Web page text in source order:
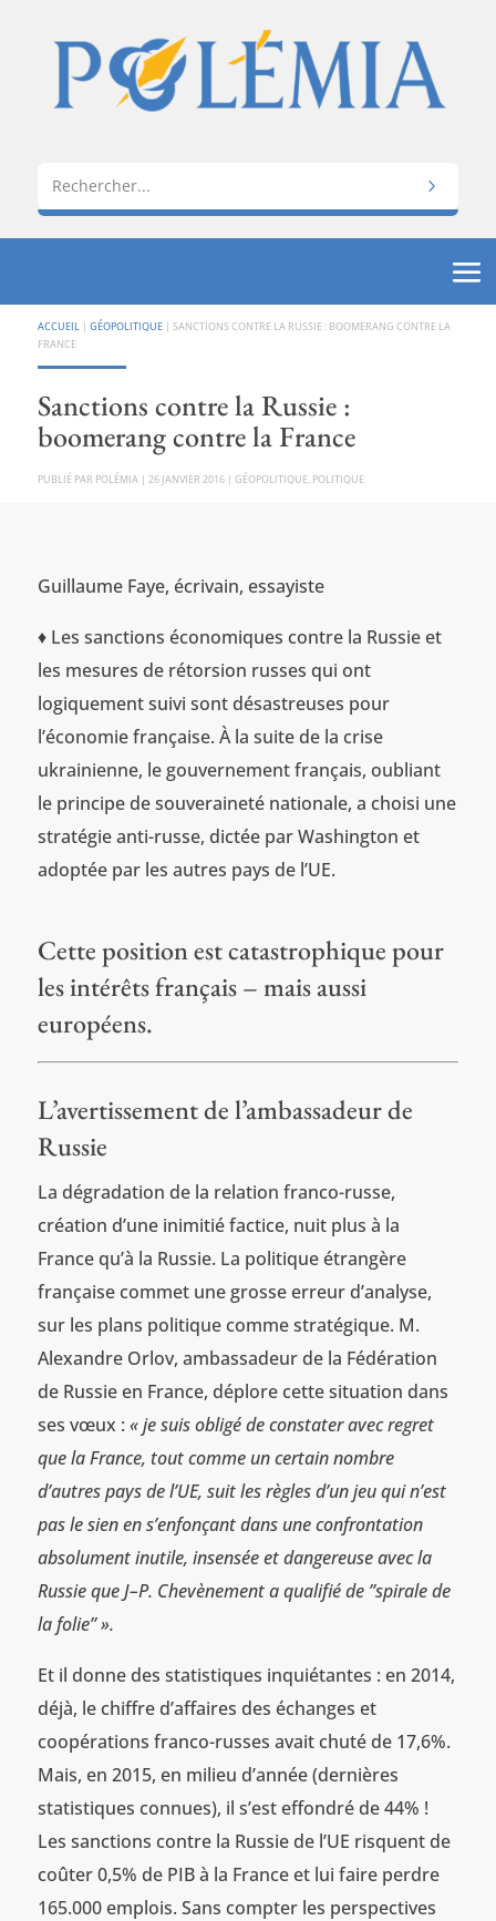
ACCUEIL | GÉOPOLITIQUE| SANCTIONS CONTRE LA RUSSIE : BOOMERANG CONTRE LA
FRANCE
Sanctions contre la Russie :
boomerang contre la France
PAR POLÉMIA | 26 JANVIER 2016| GÉOPOLITIQUE, POLITIQUE
Guillaume Faye, écrivain, essayiste
♦ Les sanctions économiques contre la Russie et
les mesures de rétorsion russes qui ont
logiquement suivi sont désastreuses pour
l’économie française. À la suite de la crise
ukrainienne, le gouvernement français, oubliant
le principe de souveraineté nationale, a choisi une
stratégie anti-russe, dictée par Washington et
adoptée par les autres pays de l’UE.
Cette position est catastrophique pour
les intérêts français – mais aussi
européens.
L’avertissement de l’ambassadeur de
Russie
La dégradation de la relation franco-russe,
création d’une inimitié factice, nuit plus à la
France qu’à la Russie. La politique étrangère
française commet une grosse erreur d’analyse,
sur les plans politique comme stratégique. M.
Alexandre Orlov, ambassadeur de la Fédération
de Russie en France, déplore cette situation dans
ses vœux : « je suis obligé de constater avec regret
que la France, tout comme un certain nombre
d’autres pays de l’UE, suit les règles d’un jeu qui n’est
pas le sien en s’enfonçant dans une confrontation
absolument inutile, insensée et dangereuse avec la
Russie que J–P. Chevènement a qualifié de ”spirale de
la folie” ».
Et il donne des statistiques inquiétantes : en 2014,
déjà, le chiffre d’affaires des échanges et
coopérations franco-russes avait chuté de 17,6%.
Mais, en 2015, en milieu d’année (dernières
statistiques connues), il s’est effondré de 44% !
Les sanctions contre la Russie de l’UE risquent de
coûter 0,5% de PIB à la France et lui faire perdre
165.000 emplois. Sans compter les perspectives